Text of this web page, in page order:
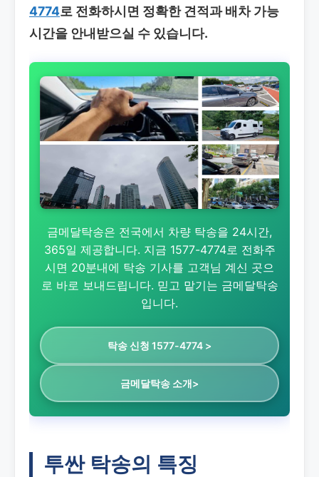
4774로 전화하시면 정확한 견적과 배차 가능
시간을 안내받으실 수 있습니다.
금메달탁송은 전국에서 차량 탁송을 24시간,
365일 제공합니다. 지금 1577-4774로 전화주
시면 20분내에 탁송 기사를 고객님 계신 곳으
로 바로 보내드립니다. 믿고 맡기는 금메달탁송
입니다.
탁송 신청 1577-4774 >
금메달탁송 소개>
투싼 탁송의 특징